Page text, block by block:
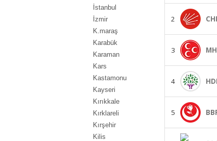
İstanbul
İzmir
K.maraş
Karabük
Karaman
Kars
Kastamonu
Kayseri
Kırıkkale
Kırklareli
Kırşehir
Kilis
2
3
4
5